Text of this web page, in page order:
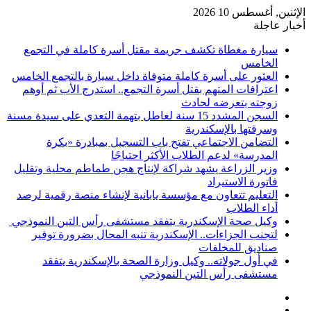
الإثنين, أغسطس 10 2026
أخبار عاجلة
سيارة مغطاة تكشف جريمة مقتل أسرة كاملة في التجمع
الخامس
العثور على أسرة كاملة متوفاة داخل سيارة بالتجمع الخامس
اعترافات المتهم بقتل أسرة التجمع.. استدرج الأب ثم أوهم
زوجته بتعرضه لحادث
السجن المشدد 15 سنة لعاطل بتهمة التعدي على سيدة مسنة
وسرقتها بالإسكندرية
التضامن الاجتماعي تفتح باب التسجيل بمبادرة «بكرة
المدرسة» لدعم الطلاب الأكثر احتياجًا
وزير الزراعة يشهد شراكة لإنتاج هجن طماطم محلية وتقليل
فاتورة الاستيراد
التعليم تتعاون مع مؤسسة يابانية لإنشاء منصة رقمية لرصد
أداء الطلاب
وكيل صحة الإسكندرية يتفقد مستشفى رأس التين النموذجي
لتجنب الجزاءات.. الإسكندرية تنبه المحال بضرورة توفير
صناديق للمخلفات
في أول جولاته.. وكيل وزارة الصحة بالإسكندرية يتفقد
مستشفى رأس التين النموذجي